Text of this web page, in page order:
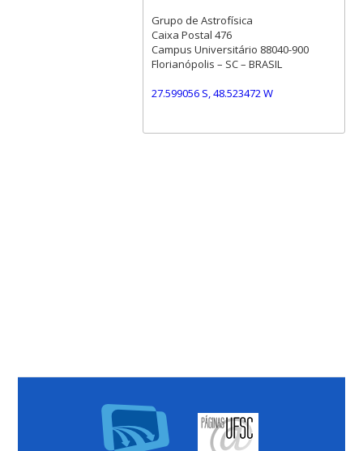
Grupo de Astrofísica
Caixa Postal 476
Campus Universitário 88040-900
Florianópolis – SC – BRASIL
27.599056 S, 48.523472 W